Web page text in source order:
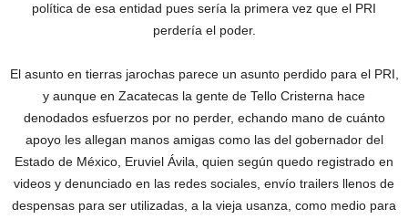
política de esa entidad pues sería la primera vez que el PRI
perdería el poder.
El asunto en tierras jarochas parece un asunto perdido para el PRI,
y aunque en Zacatecas la gente de Tello Cristerna hace
denodados esfuerzos por no perder, echando mano de cuánto
apoyo les allegan manos amigas como las del gobernador del
Estado de México, Eruviel Ávila, quien según quedo registrado en
videos y denunciado en las redes sociales, envío trailers llenos de
despensas para ser utilizadas, a la vieja usanza, como medio para